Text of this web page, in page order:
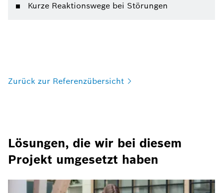
Kurze Reaktionswege bei Störungen
Zurück zur Referenzübersicht
Lösungen, die wir bei diesem
Projekt umgesetzt haben